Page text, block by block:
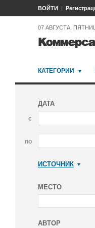
ВОЙТИ
07 АВГУСТА,
КАТЕГОРИИ
ДАТА
с
по
ИСТОЧНИК
МЕСТО
АВТОР